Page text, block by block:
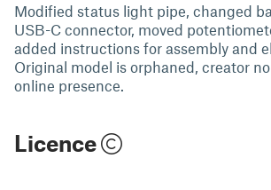
Modified status light pipe, changed
USB-C connector, moved
added instructions for assembly and
Original model is orphaned, creator
online presence.
Licence